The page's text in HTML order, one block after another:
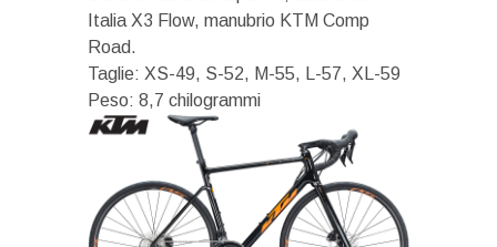
Italia X3 Flow, manubrio KTM Comp
Road.
Taglie: XS-49, S-52, M-55, L-57, XL-59
Peso: 8,7 chilogrammi